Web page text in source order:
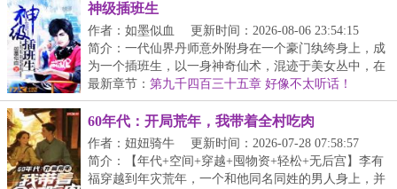
神级插班生
作者：如墨似血
更新时间：2026-08-06 23:54:15
简介：一代仙界丹师意外附身在一个豪门纨绔身上，成
为一个插班生，以一身神奇仙术，混迹于美女丛中，在
都...
最新章节： 第九千四百三十五章 好像不太听话！
60年代：开局荒年，我带着全村吃肉
作者：妞妞骑牛
更新时间：2026-07-28 07:58:57
简介：【年代+空间+穿越+囤物资+轻松+无后宫】李有
福穿越到年灾荒年，一个和他同名同姓的男人身上，并